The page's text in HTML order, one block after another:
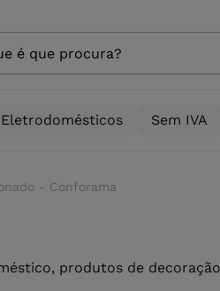
Eletrodomésticos Sem IVA
- Conforama
produtos de